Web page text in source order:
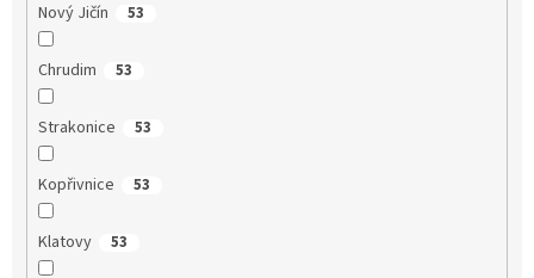
Nový Jičín 53
Chrudim 53
Strakonice 53
Kopřivnice 53
Klatovy 53